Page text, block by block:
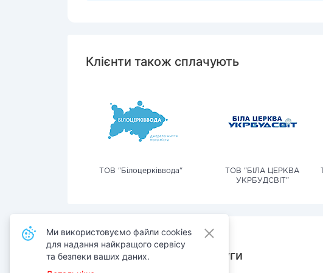
Клієнти також сплачують
ТОВ "Білоцерківвода"
ТОВ "БІЛА ЦЕРКВА
УКРБУДСВІТ"
Також сплачують послуги
Ми використовуємо файли cookies
для надання найкращого сервісу
та безпеки ваших даних.